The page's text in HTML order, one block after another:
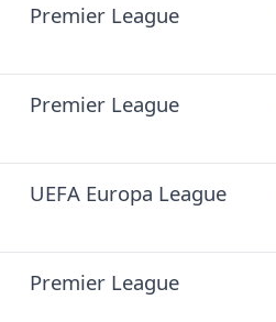
Premier League
Premier League
UEFA Europa League
Premier League